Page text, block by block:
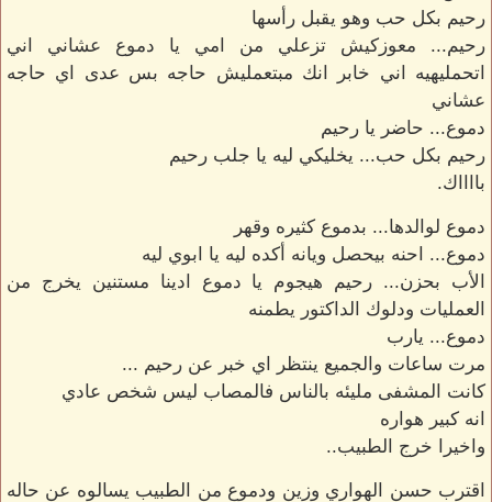
رحيم بكل حب وهو يقبل رأسها
رحيم... معوزكيش تزعلي من امي يا دموع عشاني اني
اتحمليهيه اني خابر انك مبتعمليش حاجه بس عدى اي حاجه
عشاني
دموع... حاضر يا رحيم
رحيم بكل حب... يخليكي ليه يا جلب رحيم
بااااك.
دموع لوالدها... بدموع كثيره وقهر
دموع... احنه بيحصل ويانه أكده ليه يا ابوي ليه
الأب بحزن... رحيم هيجوم يا دموع ادينا مستنين يخرج من
العمليات ودلوك الداكتور يطمنه
دموع... يارب
مرت ساعات والجميع ينتظر اي خبر عن رحيم ...
كانت المشفى مليئه بالناس فالمصاب ليس شخص عادي
انه كبير هواره
واخيرا خرج الطبيب..
اقترب حسن الهواري وزين ودموع من الطبيب يسالوه عن حاله